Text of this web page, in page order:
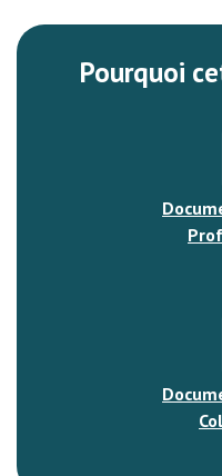
Pourquoi